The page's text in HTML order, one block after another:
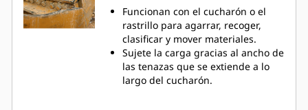
Funcionan con el cucharón o el
rastrillo para agarrar, recoger,
clasificar y mover materiales.
Sujete la carga gracias al ancho de
las tenazas que se extiende a lo
largo del cucharón.